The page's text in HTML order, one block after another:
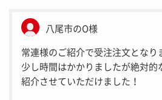
八尾市のO様
常連様のご紹介で受注注文となり
少し時間はかかりましたが絶対
紹介させていただけました！